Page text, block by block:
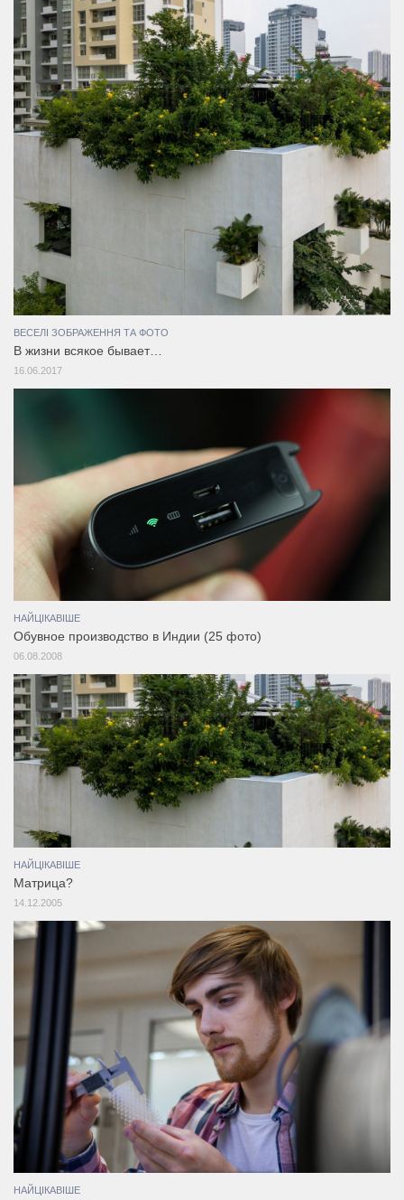
ВЕСЕЛІ ЗОБРАЖЕННЯ ТА ФОТО
В жизни всякое бывает…
16.06.2017
НАЙЦІКАВІШЕ
Обувное производство в Индии (25 фото)
06.08.2008
НАЙЦІКАВІШЕ
Матрица?
14.12.2005
НАЙЦІКАВІШЕ